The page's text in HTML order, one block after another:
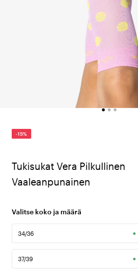
-15%
Tukisukat Vera Pilkullinen
Vaaleanpunainen
Valitse koko ja määrä
34/36
37/39